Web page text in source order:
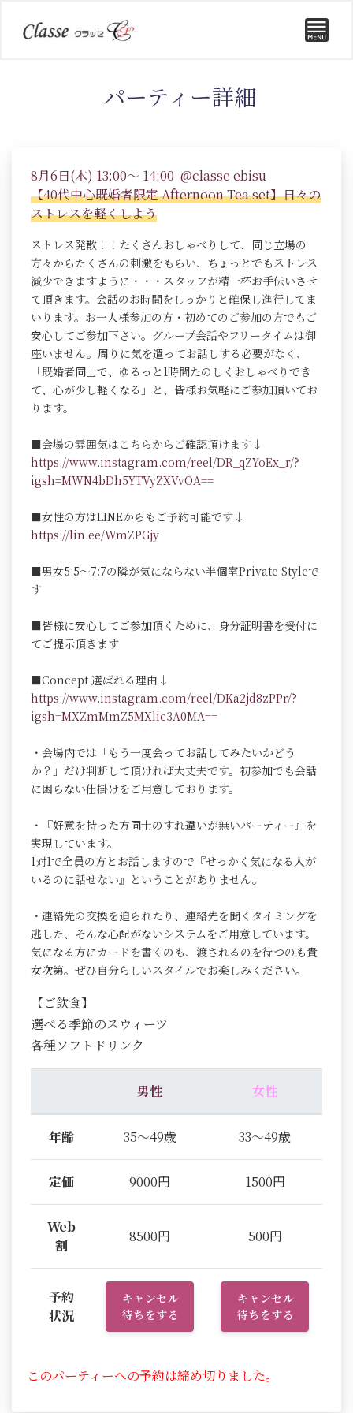
パーティー詳細
8月6日(木) 13:00～ 14:00 @classe ebisu
【40代中心既婚者限定 Afternoon Tea set】日々の
ストレスを軽くしよう
ストレス発散！！たくさんおしゃべりして、同じ立場の
方々からたくさんの刺激をもらい、ちょっとでもストレス
減少できますように・・・スタッフが精一杯お手伝いさせ
て頂きます。会話のお時間をしっかりと確保し進行してま
いります。お一人様参加の方・初めてのご参加の方でもご
安心してご参加下さい。グループ会話やフリータイムは御
座いません。周りに気を遣ってお話しする必要がなく、
「既婚者同士で、ゆるっと1時間たのしくおしゃべりでき
て、心が少し軽くなる」と、皆様お気軽にご参加頂いてお
ります。
■会場の雰囲気はこちらからご確認頂けます↓
https://www.instagram.com/reel/DR_qZYoEx_r/?
igsh=MWN4bDh5YTVyZXVvOA==
■女性の方はLINEからもご予約可能です↓
https://lin.ee/WmZPGjy
■男女5:5～7:7の隣が気にならない半個室Private Styleで
す
■皆様に安心してご参加頂くために、身分証明書を受付に
てご提示頂きます
■Concept 選ばれる理由↓
https://www.instagram.com/reel/DKa2jd8zPPr/?
igsh=MXZmMmZ5MXlic3A0MA==
・会場内では「もう一度会ってお話してみたいかどう
か？」だけ判断して頂ければ大丈夫です。初参加でも会話
に困らない仕掛けをご用意しております。
・『好意を持った方同士のすれ違いが無いパーティー』を
実現しています。
1対1で全員の方とお話しますので『せっかく気になる人が
いるのに話せない』ということがありません。
・連絡先の交換を迫られたり、連絡先を聞くタイミングを
逃した、そんな心配がないシステムをご用意しています。
気になる方にカードを書くのも、渡されるのを待つのも貴
女次第。ぜひ自分らしいスタイルでお楽しみください。
【ご飲食】
選べる季節のスウィーツ
各種ソフトドリンク
男性 女性
年齢 35～49歳 33～49歳
定価 9000円 1500円
Web
割
8500円 500円
予約
状況
キャンセル
待ちをする
キャンセル
待ちをする
このパーティーへの予約は締め切りました。